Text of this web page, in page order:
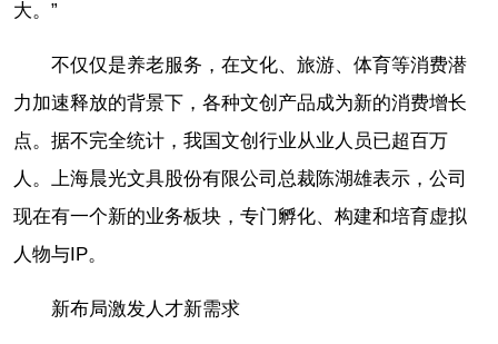
大。”
不仅仅是养老服务，在文化、旅游、体育等消费潜
力加速释放的背景下，各种文创产品成为新的消费增长
点。据不完全统计，我国文创行业从业人员已超百万
人。上海晨光文具股份有限公司总裁陈湖雄表示，公司
现在有一个新的业务板块，专门孵化、构建和培育虚拟
人物与IP。
新布局激发人才新需求